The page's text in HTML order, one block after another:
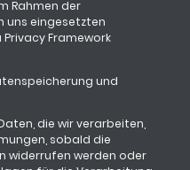
Rahmen der
uns eingesetzten
Framework
und
die wir verarbeiten,
sobald die
widerrufen werden oder